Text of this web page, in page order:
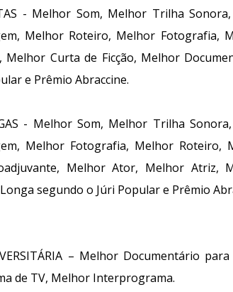
- Melhor Som, Melhor Trilha
Melhor Roteiro, Melhor Fotografia,
Melhor Curta de Ficção, Melhor
e Prêmio Abraccine.
- Melhor Som, Melhor Trilha
Melhor Fotografia, Melhor Roteiro,
Melhor Ator, Melhor Atriz,
segundo o Júri Popular e Prêmio
– Melhor Documentário
de TV, Melhor Interprograma.